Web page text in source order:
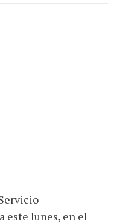
este lunes, en el